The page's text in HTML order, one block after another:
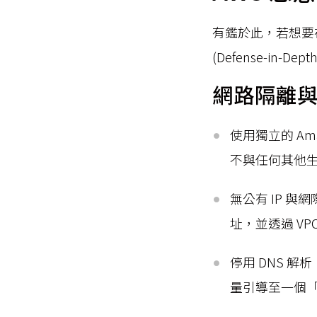
有鑑於此，若想
(Defense-in-
網路隔離
使用獨立的
不與任何其他
無公有 IP 與網
址，並透過
停用 DNS 解
量引導至一個